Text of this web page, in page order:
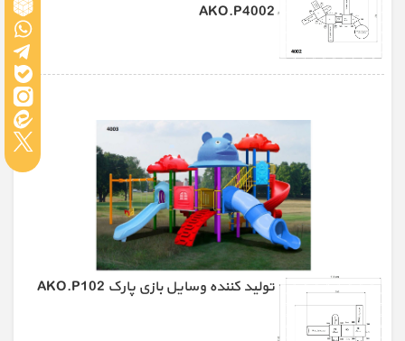
AKO.P4002
تولید کننده وسایل بازی پارک AKO.P102